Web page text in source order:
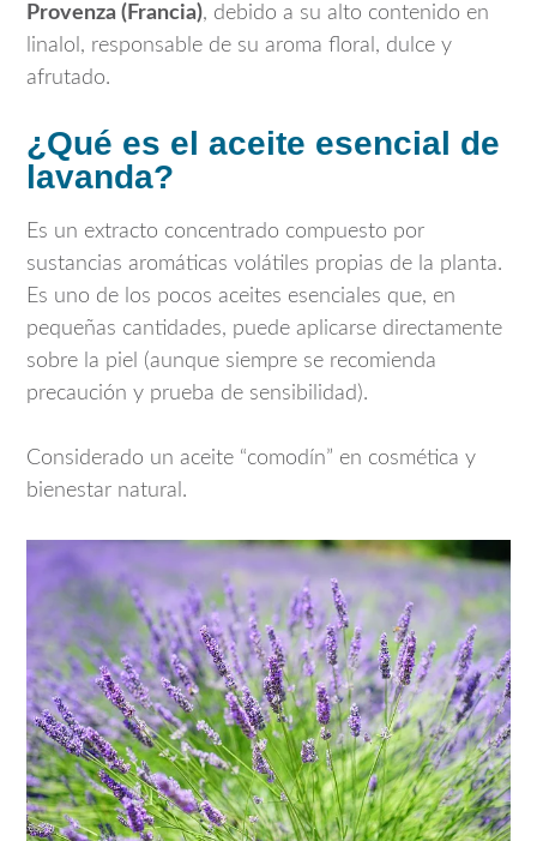
Provenza (Francia), debido a su alto contenido en
linalol, responsable de su aroma floral, dulce y
afrutado.
¿Qué es el aceite esencial de
lavanda?
Es un extracto concentrado compuesto por
sustancias aromáticas volátiles propias de la planta.
Es uno de los pocos aceites esenciales que, en
pequeñas cantidades, puede aplicarse directamente
sobre la piel (aunque siempre se recomienda
precaución y prueba de sensibilidad).
Considerado un aceite “comodín” en cosmética y
bienestar natural.